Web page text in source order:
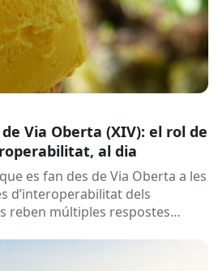
Via Oberta (XIV): el rol de
al dia
es fan des de Via Oberta a les
d’interoperabilitat dels
reben múltiples respostes